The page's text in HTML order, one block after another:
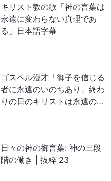
キリスト教の歌「神の言葉は
永遠に変わらない真理であ
る」日本語字幕
ゴスペル漫才「御子を信じる
者に永遠のいのちあり」終わ
りの日のキリストは永遠のい
日々の神の御言葉: 神の三段
階の働き | 抜粋 23